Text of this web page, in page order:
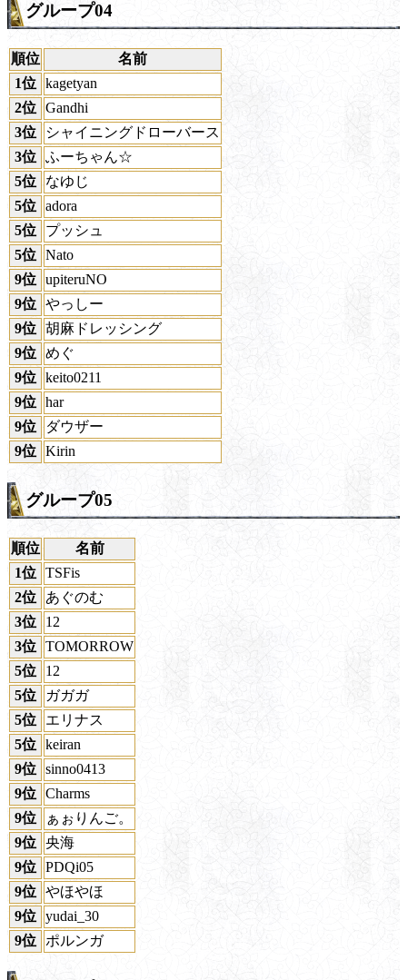
グループ04
順位
名前
1位 kagetyan
2位 Gandhi
3位
シャイニングドローバース
3位 ふーちゃん☆
5位
なゆじ
5位 adora
5位
プッシュ
5位 Nato
9位 upiteruNO
9位 やっしー
9位 胡麻ドレッシング
9位 めぐ
9位 keito0211
9位 har
9位
ダウザー
9位 Kirin
グループ05
順位
名前
1位 TSFis
2位
あぐのむ
3位
12
3位 TOMORROW
5位
12
5位
ガガガ
5位
エリナス
5位 keiran
9位 sinno0413
9位 Charms
9位
ぁぉりんご。
9位 央海
9位 PDQi05
9位 やほやほ
9位 yudai_30
9位
ポルンガ